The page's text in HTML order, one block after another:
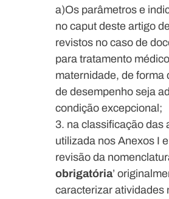
a)Os parâmetros e
no caput deste artigo
revistos no caso de
para tratamento
maternidade, de forma
de desempenho seja
condição excepcional;
na classificação das
utilizada nos Anexos I
revisão da
obrigatória’
caracterizar atividades